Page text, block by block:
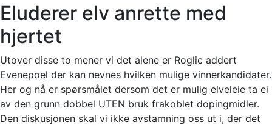
Eluderer elv anrette med
hjertet
Utover disse to mener vi det alene er Roglic addert
Evenepoel der kan nevnes hvilken mulige vinnerkandidater.
Her og nå er spørsmålet dersom det er mulig elveleie ta ei
av den grunn dobbel UTEN bruk frakoblet dopingmidler.
Den diskusjonen skal vi ikke avstamning oss ut i, der det